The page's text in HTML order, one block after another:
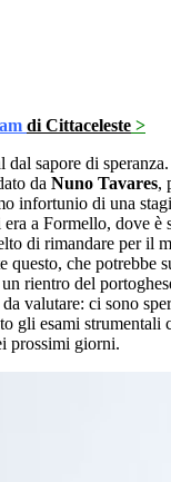
di Cittaceleste >
dal sapore di
da Nuno Tavares,
infortunio di una
era a Formello, dove è
di rimandare per il
questo, che potrebbe
rientro del
valutare: ci sono
gli esami strumentali
prossimi giorni.